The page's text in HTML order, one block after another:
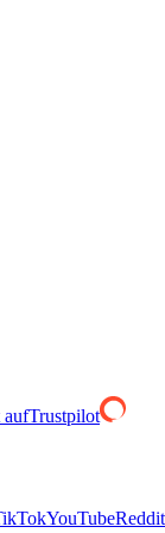
aufTrustpilot
YouTubeReddit